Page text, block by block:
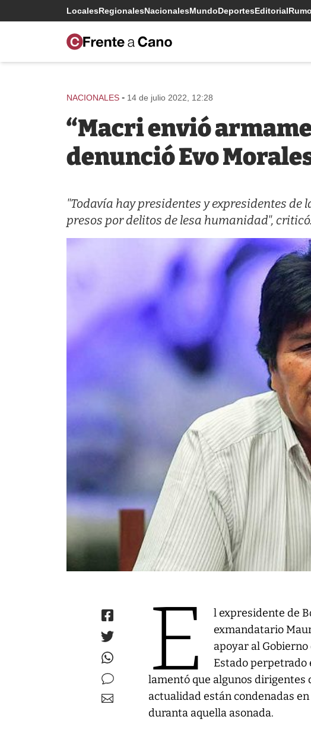
LocalesRegionalesNacionalesMundoDeportesEditorial
NACIONALES - 14 de julio 2022, 12:28
“Macri envió
denunció Evo
"Todavía hay presidentes y expresidentes de
presos por delitos de lesa humanidad", criticó.
E
l expresidente de
exmandatario
apoyar al
Estado perpetrado
lamentó que algunos dirigentes
actualidad están condenadas
duranta aquella asonada.